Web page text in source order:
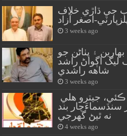
جي ڌاڙي خلاف
اصغر آزاد
3 weeks ago
۽ پٺاڻن جو
ليگ اڳواڻ راشد
شاهه راشدي
3 weeks ago
سنڌسماءَچار بند
نه ٿيڻ گهرجي
4 weeks ago